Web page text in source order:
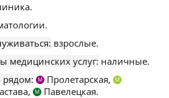
взрослые.
медицинских услуг: наличные.
рядом:
М Пролетарская, М
М
Павелецкая.